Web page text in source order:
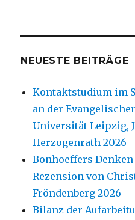
NEUESTE BEITRÄGE
Kontaktstudium im
an der
Universität Leipzig,
Herzogenrath 2026
Bonhoeffers
Rezension von
Fröndenberg 2026
Bilanz der